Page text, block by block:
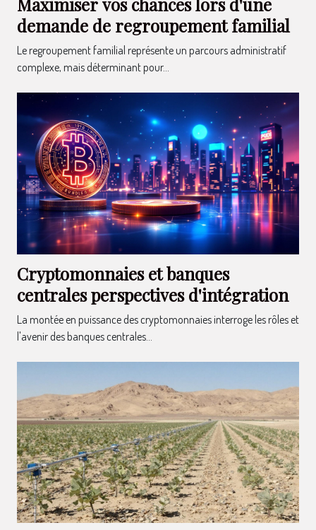
demande de regroupement familial
Le regroupement familial représente un parcours administratif
complexe, mais déterminant pour...
Cryptomonnaies et banques
centrales perspectives d'intégration
La montée en puissance des cryptomonnaies interroge les rôles et
l'avenir des banques centrales...